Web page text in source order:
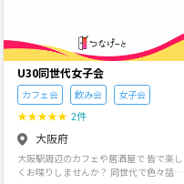
U30同世代女子会
カフェ会 飲み会 女子会
★★★★★ 2件
大阪府
大阪駅周辺のカフェや居酒屋で 皆で楽し
くお喋りしませんか？ 同世代で色々話し